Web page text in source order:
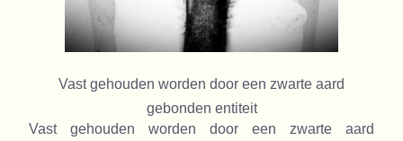
Vast gehouden worden door een zwarte aard
gebonden entiteit
Vast gehouden worden door een zwarte aard